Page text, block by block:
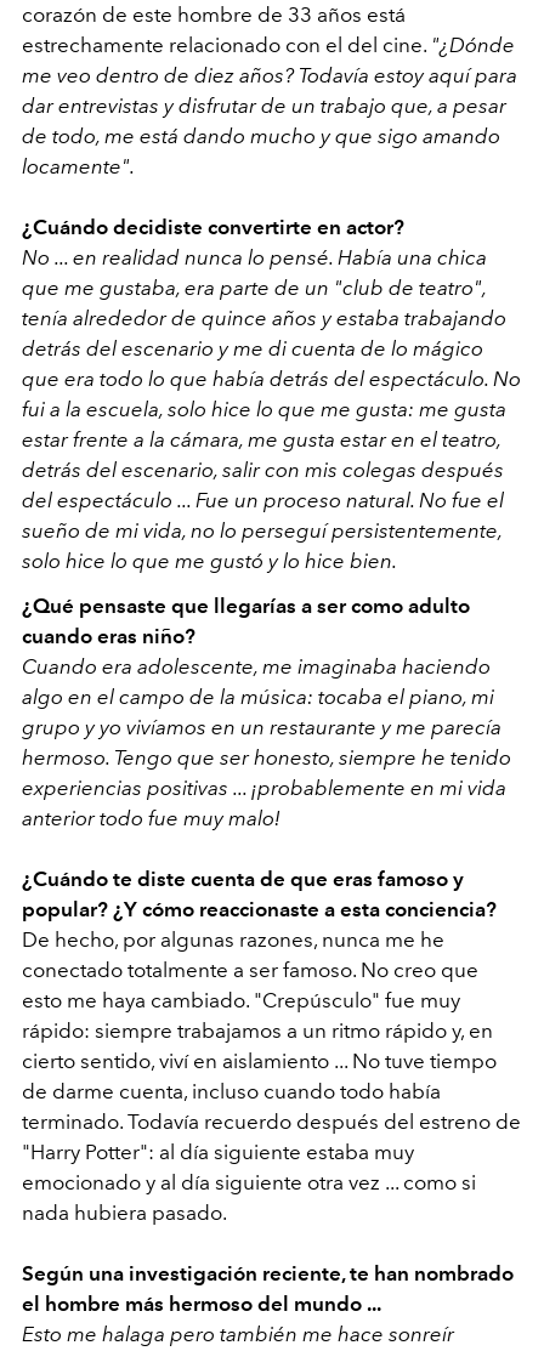
corazón de este hombre de 33 años está
estrechamente relacionado con el del cine. "¿Dónde
me veo dentro de diez años? Todavía estoy aquí para
dar entrevistas y disfrutar de un trabajo que, a pesar
de todo, me está dando mucho y que sigo amando
locamente".
¿Cuándo decidiste convertirte en actor?
No ... en realidad nunca lo pensé. Había una chica
que me gustaba, era parte de un "club de teatro",
tenía alrededor de quince años y estaba trabajando
detrás del escenario y me di cuenta de lo mágico
que era todo lo que había detrás del espectáculo. No
fui a la escuela, solo hice lo que me gusta: me gusta
estar frente a la cámara, me gusta estar en el teatro,
detrás del escenario, salir con mis colegas después
del espectáculo ... Fue un proceso natural. No fue el
sueño de mi vida, no lo perseguí persistentemente,
solo hice lo que me gustó y lo hice bien.
¿Qué pensaste que llegarías a ser como adulto
cuando eras niño?
Cuando era adolescente, me imaginaba haciendo
algo en el campo de la música: tocaba el piano, mi
grupo y yo vivíamos en un restaurante y me parecía
hermoso. Tengo que ser honesto, siempre he tenido
experiencias positivas ... ¡probablemente en mi vida
anterior todo fue muy malo!
¿Cuándo te diste cuenta de que eras famoso y
popular? ¿Y cómo reaccionaste a esta conciencia?
De hecho, por algunas razones, nunca me he
conectado totalmente a ser famoso. No creo que
esto me haya cambiado. "Crepúsculo" fue muy
rápido: siempre trabajamos a un ritmo rápido y, en
cierto sentido, viví en aislamiento ... No tuve tiempo
de darme cuenta, incluso cuando todo había
terminado. Todavía recuerdo después del estreno de
"Harry Potter": al día siguiente estaba muy
emocionado y al día siguiente otra vez ... como si
nada hubiera pasado.
Según una investigación reciente, te han nombrado
el hombre más hermoso del mundo ...
Esto me halaga pero también me hace sonreír